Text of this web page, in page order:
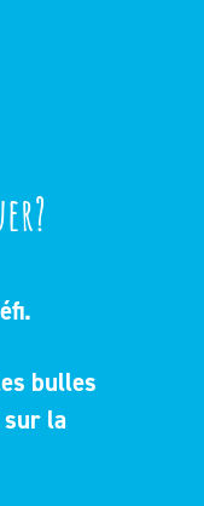
bulles
sur la